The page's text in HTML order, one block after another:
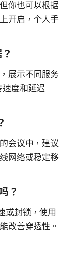
你也可以根据
开启，个人手
展示不同服务
速度和延迟
会议中，建议
网络或稳定移
？
或封锁，使用
改善穿透性。